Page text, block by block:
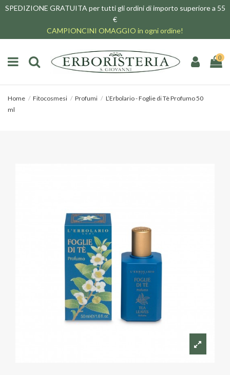
SPEDIZIONE GRATUITA per tutti gli ordini di importo superiore a 55
€
CAMPIONCINI OMAGGIO in ogni ordine!
0
Home Fitocosmesi Profumi
L’Erbolario - Foglie di Tè Profumo 50
ml